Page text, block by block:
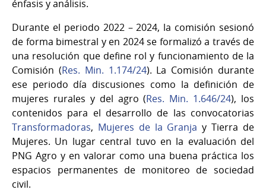
énfasis y análisis.
Durante el periodo 2022 – 2024, la comisión sesionó
de forma bimestral y en 2024 se formalizó a través de
una resolución que define rol y funcionamiento de la
Comisión (Res. Min. 1.174/24). La Comisión durante
ese periodo día discusiones como la definición de
mujeres rurales y del agro (Res. Min. 1.646/24), los
contenidos para el desarrollo de las convocatorias
Transformadoras, Mujeres de la Granja y Tierra de
Mujeres. Un lugar central tuvo en la evaluación del
PNG Agro y en valorar como una buena práctica los
espacios permanentes de monitoreo de sociedad
civil.